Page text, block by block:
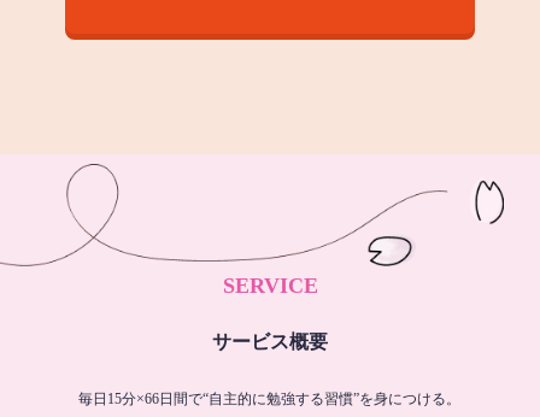
SERVICE
サービス概要
毎日15分×66日間で“自主的に勉強する習慣”を身につける。